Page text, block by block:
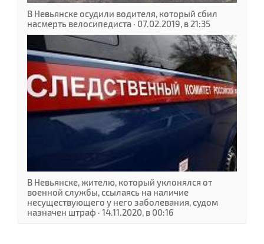
В Невьянске осудили водителя, который сбил
насмерть велосипедиста · 07.02.2019, в 21:35
В Невьянске, жителю, который уклонялся от
военной службы, ссылаясь на наличие
несуществующего у него заболевания, судом
назначен штраф · 14.11.2020, в 00:16